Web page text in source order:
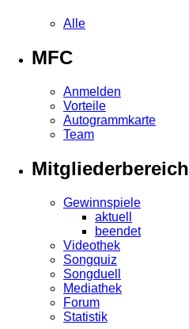
Alle
MFC
Anmelden
Vorteile
Autogrammkarte
Team
Mitgliederbereich
Gewinnspiele
aktuell
beendet
Videothek
Songquiz
Songduell
Mediathek
Forum
Statistik